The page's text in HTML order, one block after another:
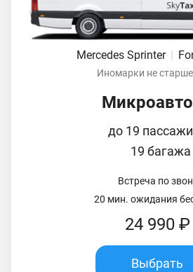
Mercedes Sprinter
Иномарки не старше
до 19
19 багажа
Встреча по
20 мин. ожидания
24 990 ₽
Выбрать